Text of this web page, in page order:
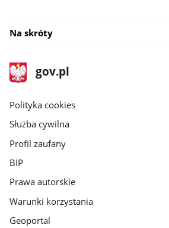
Na skróty
stopka
gov.pl
Strona
gov.pl
gov.pl
Polityka cookies
Służba cywilna
Profil zaufany
BIP
Prawa autorskie
Warunki korzystania
Geoportal